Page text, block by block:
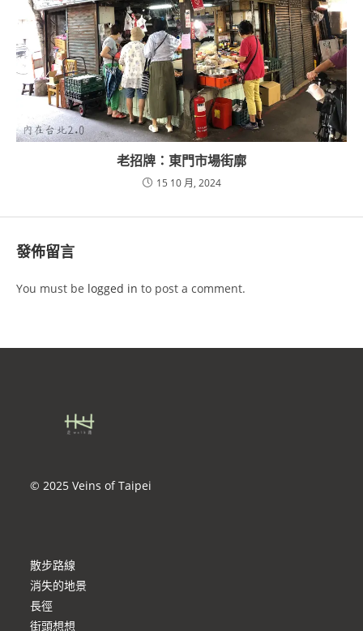
老招牌：東門市場街廓
15 10 月, 2024
發佈留言
You must be logged in to post a comment.
© 2025 Veins of Taipei
散步路線
消失的地景
長徑
街頭想想